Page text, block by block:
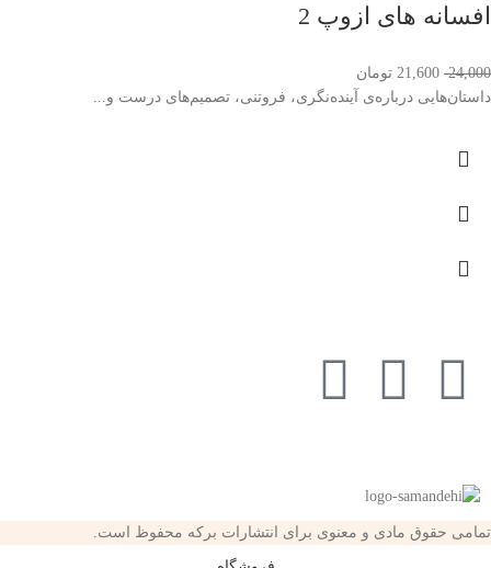
افسانه های ازوپ 2
24,000
21,600 تومان
داستان‌هایی درباره‌ی آینده‌نگری، فروتنی، تصمیم‌های درست و...
تمامی حقوق مادی و معنوی برای انتشارات برکه محفوظ است.